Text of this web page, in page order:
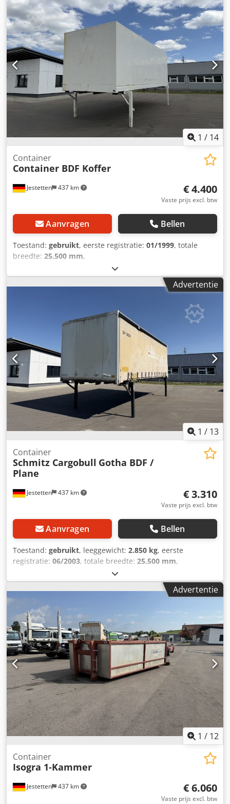
1 / 14
Jestetten 437 km
Container
Container BDF Koffer
€ 4.400
Vaste prijs excl. btw
Aanvragen Bellen
Toestand: gebruikt, eerste registratie: 01/1999, totale
breedte: 25.500 mm,
Advertentie
1 / 13
Jestetten 437 km
Container
Schmitz Cargobull Gotha BDF /
Plane
€ 3.310
Vaste prijs excl. btw
Aanvragen Bellen
Toestand: gebruikt, leeggewicht: 2.850 kg, eerste
registratie: 06/2003, totale breedte: 25.500 mm,
16.000 kg
Advertentie
1 / 12
Jestetten 437 km
Container
Isogra 1-Kammer
€ 6.060
Vaste prijs excl. btw